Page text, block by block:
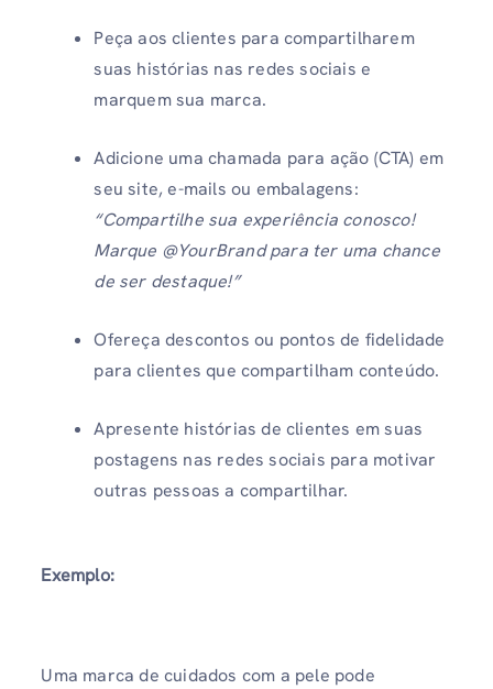
Peça aos clientes para compartilharem
suas histórias nas redes sociais e
marquem sua marca.
Adicione uma chamada para ação (CTA) em
seu site, e-mails ou embalagens:
“Compartilhe sua experiência conosco!
Marque @YourBrand para ter uma chance
de ser destaque!”
Ofereça descontos ou pontos de fidelidade
para clientes que compartilham conteúdo.
Apresente histórias de clientes em suas
postagens nas redes sociais para motivar
outras pessoas a compartilhar.
Exemplo:
Uma marca de cuidados com a pele pode